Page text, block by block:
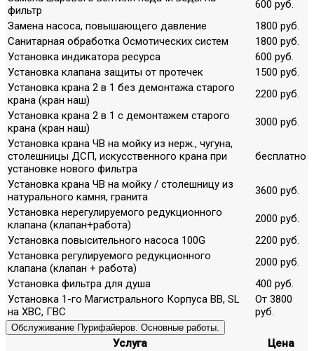
фильтр
600 руб.
Замена насоса, повышающего давление
1800 руб.
Санитарная обработка Осмотических систем
1800 руб.
Установка индикатора ресурса
600 руб.
Установка клапана защиты от протечек
1500 руб.
Установка крана 2 в 1 без демонтажа старого
крана (кран наш)
2200 руб.
Установка крана 2 в 1 с демонтажем старого
крана (кран наш)
3000 руб.
Установка крана ЧВ на мойку из нерж., чугуна,
столешницы ДСП, искусственного крана при
установке нового фильтра
бесплатно
Установка крана ЧВ на мойку / столешницу из
натурального камня, гранита
3600 руб.
Установка нерегулируемого редукционного
клапана (клапан+работа)
2000 руб.
Установка повысительного насоса 100G
2200 руб.
Установка регулируемого редукционного
клапана (клапан + работа)
2000 руб.
Установка фильтра для душа
400 руб.
Установка 1-го Магистрального Корпуса ВВ, SL
на ХВС, ГВС
От 3800
руб.
Обслуживание Пурифайеров. Основные работы.
Услуга
Цена